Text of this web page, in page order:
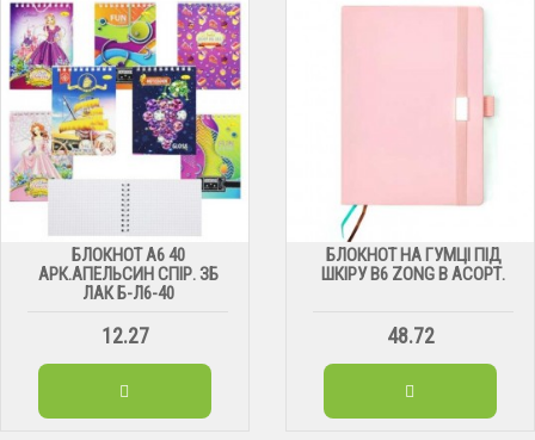
БЛОКНОТ А6 40
АРК.АПЕЛЬСИН СПІР. ЗБ
ЛАК Б-Л6-40
12.27
БЛОКНОТ НА ГУМЦІ ПІД
ШКІРУ В6 ZONG В АСОРТ.
48.72